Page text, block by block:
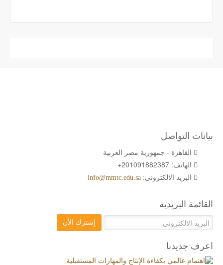
بيانات التواصل
القاهرة - جمهورية مصر العربية
الهاتف: +201091882387
البريد الالكتروني: info@mmtc.edu.sa
القائمة البريدية
إشترك الأن
اعرف جديدنا